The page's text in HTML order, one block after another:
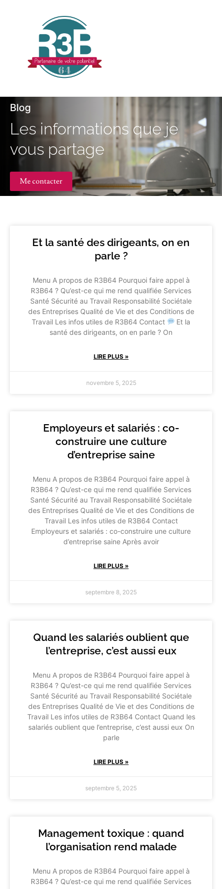
Blog
Les informations que je
vous partage
Me contacter
Et la santé des dirigeants, on en
parle ?
Menu A propos de R3B64 Pourquoi faire appel à
R3B64 ? Qu’est-ce qui me rend qualifiée Services
Santé Sécurité au Travail Responsabilité Sociétale
des Entreprises Qualité de Vie et des Conditions de
Travail Les infos utiles de R3B64 Contact
Et la
santé des dirigeants, on en parle ? On
LIRE PLUS »
novembre 5, 2025
Employeurs et salariés : co-
construire une culture
d’entreprise saine
Menu A propos de R3B64 Pourquoi faire appel à
R3B64 ? Qu’est-ce qui me rend qualifiée Services
Santé Sécurité au Travail Responsabilité Sociétale
des Entreprises Qualité de Vie et des Conditions de
Travail Les infos utiles de R3B64 Contact
Employeurs et salariés : co-construire une culture
d’entreprise saine Après avoir
LIRE PLUS »
septembre 8, 2025
Quand les salariés oublient que
l’entreprise, c’est aussi eux
Menu A propos de R3B64 Pourquoi faire appel à
R3B64 ? Qu’est-ce qui me rend qualifiée Services
Santé Sécurité au Travail Responsabilité Sociétale
des Entreprises Qualité de Vie et des Conditions de
Travail Les infos utiles de R3B64 Contact Quand les
salariés oublient que l’entreprise, c’est aussi eux On
parle
LIRE PLUS »
septembre 5, 2025
Management toxique : quand
l’organisation rend malade
Menu A propos de R3B64 Pourquoi faire appel à
R3B64 ? Qu’est-ce qui me rend qualifiée Services